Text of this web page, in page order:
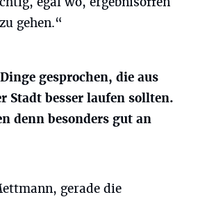
gehen.“
gesprochen, die aus
Stadt besser laufen sollten.
denn besonders gut an
gerade die